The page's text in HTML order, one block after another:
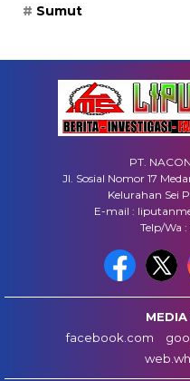
Sumut
PT.
Jl. Sosial Nomor 17
Kelurahan Sei
E-mail :
Telp/Wa
facebook.com